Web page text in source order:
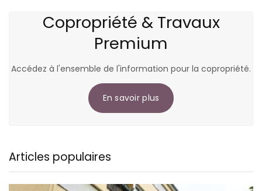
Copropriété & Travaux
Premium
Accédez à l'ensemble de l'information pour la copropriété.
En savoir plus
Articles populaires